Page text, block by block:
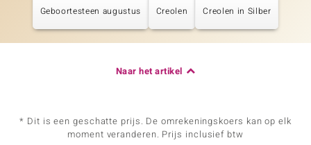
Geboortesteen augustus Creolen Creolen in Silber
Naar het artikel
* Dit is een geschatte prijs. De omrekeningskoers kan op elk
moment veranderen. Prijs inclusief btw